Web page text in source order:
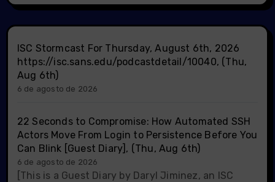
ISC Stormcast For Thursday, August 6th, 2026
https://isc.sans.edu/podcastdetail/10040, (Thu,
Aug 6th)
6 de agosto de 2026
22 Seconds to Compromise: How Automated SSH
Actors Move From Login to Persistence Before You
Can Blink [Guest Diary], (Thu, Aug 6th)
6 de agosto de 2026
[This is a Guest Diary by Daryl Jiminez, an ISC